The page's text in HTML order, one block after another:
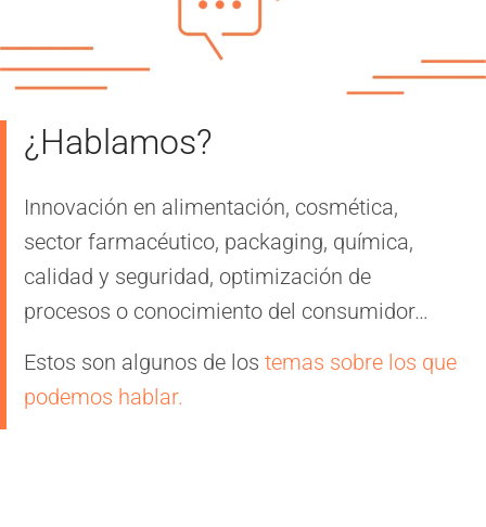
¿Hablamos?
Innovación en alimentación, cosmética,
sector farmacéutico, packaging, química,
calidad y seguridad, optimización de
procesos o conocimiento del consumidor…
Estos son algunos de los temas sobre los que
podemos hablar.